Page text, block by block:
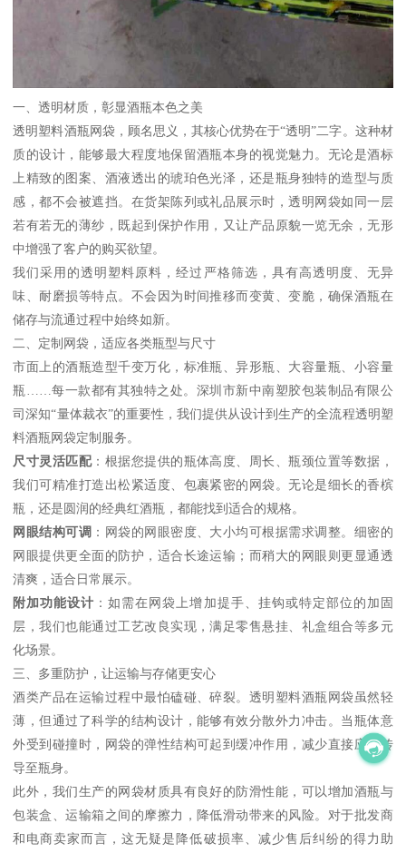
一、透明材质，彰显酒瓶本色之美
透明塑料酒瓶网袋，顾名思义，其核心优势在于“透明”二字。这种材
质的设计，能够最大程度地保留酒瓶本身的视觉魅力。无论是酒标
上精致的图案、酒液透出的琥珀色光泽，还是瓶身独特的造型与质
感，都不会被遮挡。在货架陈列或礼品展示时，透明网袋如同一层
若有若无的薄纱，既起到保护作用，又让产品原貌一览无余，无形
中增强了客户的购买欲望。
我们采用的透明塑料原料，经过严格筛选，具有高透明度、无异
味、耐磨损等特点。不会因为时间推移而变黄、变脆，确保酒瓶在
储存与流通过程中始终如新。
二、定制网袋，适应各类瓶型与尺寸
市面上的酒瓶造型千变万化，标准瓶、异形瓶、大容量瓶、小容量
瓶……每一款都有其独特之处。深圳市新中南塑胶包装制品有限公
司深知“量体裁衣”的重要性，我们提供从设计到生产的全流程透明塑
料酒瓶网袋定制服务。
尺寸灵活匹配：根据您提供的瓶体高度、周长、瓶颈位置等数据，
我们可精准打造出松紧适度、包裹紧密的网袋。无论是细长的香槟
瓶，还是圆润的经典红酒瓶，都能找到适合的规格。
网眼结构可调 ：网袋的网眼密度、大小均可根据需求调整。细密的
网眼提供更全面的防护，适合长途运输；而稍大的网眼则更显通透
清爽，适合日常展示。
附加功能设计 ：如需在网袋上增加提手、挂钩或特定部位的加固
层，我们也能通过工艺改良实现，满足零售悬挂、礼盒组合等多元
化场景。
三、多重防护，让运输与存储更安心
酒类产品在运输过程中最怕磕碰、碎裂。透明塑料酒瓶网袋虽然轻
薄，但通过了科学的结构设计，能够有效分散外力冲击。当瓶体意
外受到碰撞时，网袋的弹性结构可起到缓冲作用，减少直接应力传
导至瓶身。
此外，我们生产的网袋材质具有良好的防滑性能，可以增加酒瓶与
包装盒、运输箱之间的摩擦力，降低滑动带来的风险。对于批发商
和电商卖家而言，这无疑是降低破损率、减少售后纠纷的得力助